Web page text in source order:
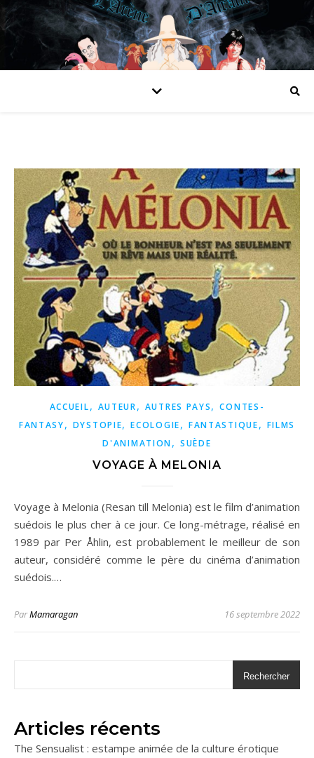
ACCUEIL, AUTEUR, AUTRES PAYS,CONTES-
FANTASY, DYSTOPIE,ECOLOGIE, FANTASTIQUE, FILMS
D'ANIMATION,SUÈDE
VOYAGE À MELONIA
Voyage à Melonia (Resan till Melonia) est le film d’animation
suédois le plus cher à ce jour. Ce long-métrage, réalisé en
1989 par Per Åhlin, est probablement le meilleur de son
auteur, considéré comme le père du cinéma d’animation
suédois.…
ParMamaragan 16 septembre 2022
Rechercher
Articles récents
The Sensualist : estampe animée de la culture érotique